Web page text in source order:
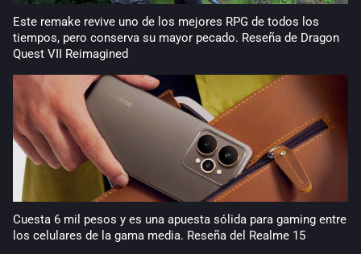
Este remake revive uno de los mejores RPG de todos los
tiempos, pero conserva su mayor pecado. Reseña de Dragon
Quest VII Reimagined
Cuesta 6 mil pesos y es una apuesta sólida para gaming entre
los celulares de la gama media. Reseña del Realme 15